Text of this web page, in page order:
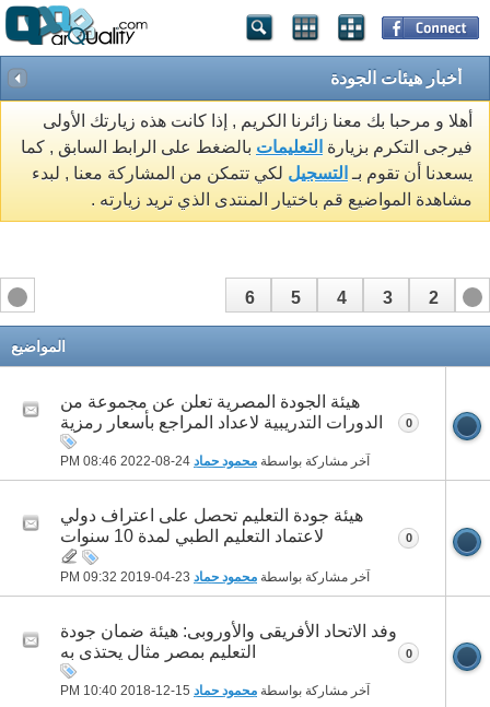
أخبار هيئات الجودة
أهلا و مرحبا بك معنا زائرنا الكريم , إذا كانت هذه زيارتك الأولى
فيرجى التكرم بزيارة التعليمات بالضغط على الرابط السابق , كما
يسعدنا أن تقوم بـ التسجيل لكي تتمكن من المشاركة معنا , لبدء
مشاهدة المواضيع قم باختيار المنتدى الذي تريد زيارته .
1
2
3
4
5
6
المواضيع
هيئة الجودة المصرية تعلن عن مجموعة من
الدورات التدريبية لاعداد المراجع بأسعار رمزية
آخر مشاركة بواسطة محمود حماد 08:46 PM
0
هيئة جودة التعليم تحصل على اعتراف دولي
لاعتماد التعليم الطبي لمدة 10 سنوات
آخر مشاركة بواسطة محمود حماد 09:32 PM
0
وفد الاتحاد الأفريقى والأوروبى: هيئة ضمان جودة
التعليم بمصر مثال يحتذى به
آخر مشاركة بواسطة محمود حماد 10:40 PM
0